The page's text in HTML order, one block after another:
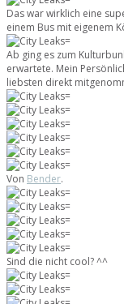
Das war wirklich eine
einem Bus mit eigenem
Ab ging es zum
erwartete. Mein
liebsten direkt
Von Bender.
Sind die nicht cool? ^^